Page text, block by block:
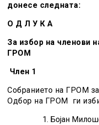
донесе следната:
О Д Л У К А
За избор на членови
ГРОМ
Член 1
Собранието на ГРОМ
Одбор на ГРОМ ги
Бојан